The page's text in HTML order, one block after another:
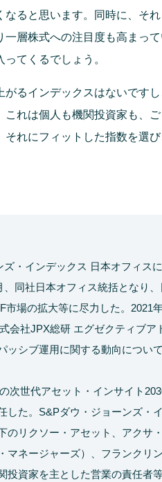
ると思います。同時に、そ
一層株式への注目度も高まっ
てくるでしょう。
るインデックスはないです
これは個人も機関投資家も、
れにフィットした指数を選
・インデックス 日本オフィス
、同社日本オフィス統括となり
市場の拡大等に尽力した。2021
会社JPX総研 エグゼクティブア
ッシブ運用に関する動向につい
次世代アセット・インサイト
した。S&Pダウ・ジョーンズ・
のリクソー・アセット、アクサ
マネージャーズ）、フランクリ
投資家を主とした営業の責任者